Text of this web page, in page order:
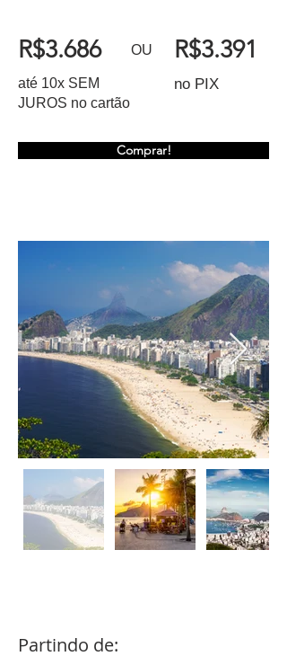
R$3.686 OU
Comprar!
R$3.391
até 10x SEM
JUROS no cartão
no PIX
Partindo de: